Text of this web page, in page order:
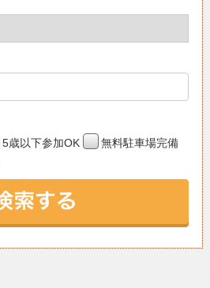
5歳以下参加OK
無料駐車場完備